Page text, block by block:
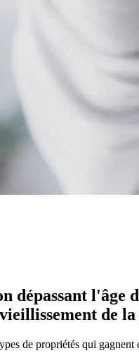
dépassant l'âge
de propriétés qui